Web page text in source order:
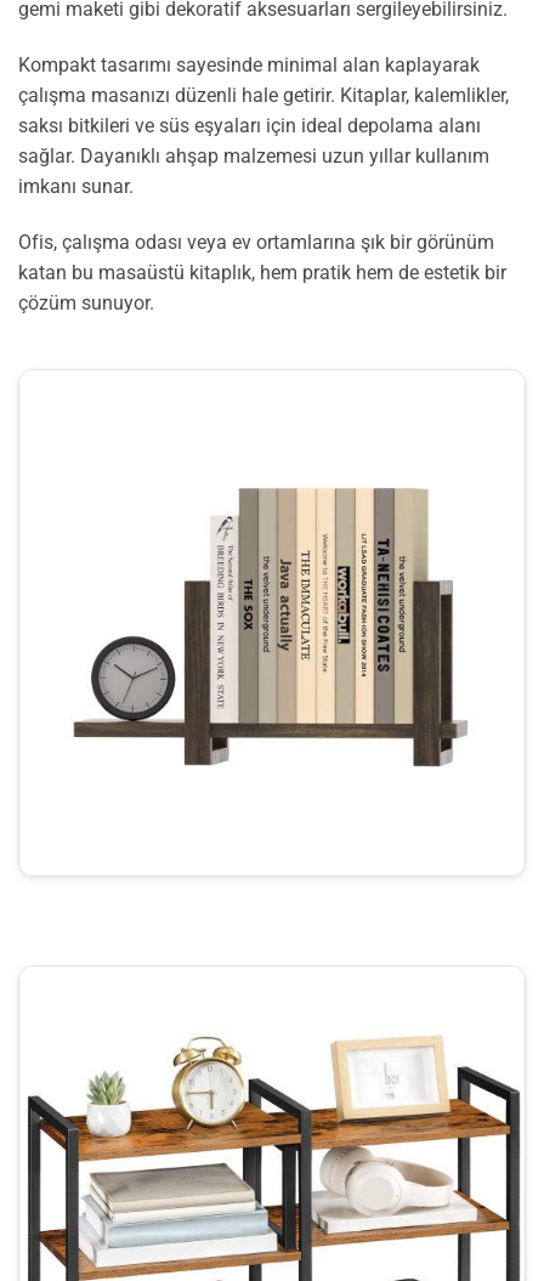
gemi maketi gibi dekoratif aksesuarları sergileyebilirsiniz.
Kompakt tasarımı sayesinde minimal alan kaplayarak
çalışma masanızı düzenli hale getirir. Kitaplar, kalemlikler,
saksı bitkileri ve süs eşyaları için ideal depolama alanı
sağlar. Dayanıklı ahşap malzemesi uzun yıllar kullanım
imkanı sunar.
Ofis, çalışma odası veya ev ortamlarına şık bir görünüm
katan bu masaüstü kitaplık, hem pratik hem de estetik bir
çözüm sunuyor.